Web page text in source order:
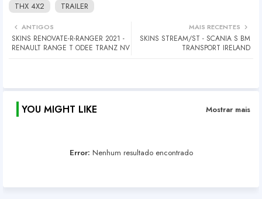
THX 4X2
TRAILER
MAIS RECENTES
SKINS STREAM/ST - SCANIA S BM
TRANSPORT IRELAND
ANTIGOS
SKINS RENOVATE-R-RANGER 2021 -
RENAULT RANGE T ODEE TRANZ NV
YOU MIGHT LIKE Mostrar mais
Error: Nenhum resultado encontrado